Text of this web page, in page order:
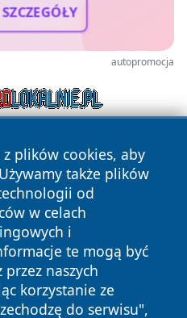
autopromocja
plików cookies, aby
także plików
od
w celach
i
te mogą być
naszych
korzystanie ze
do serwisu",
Wszystkie prawa